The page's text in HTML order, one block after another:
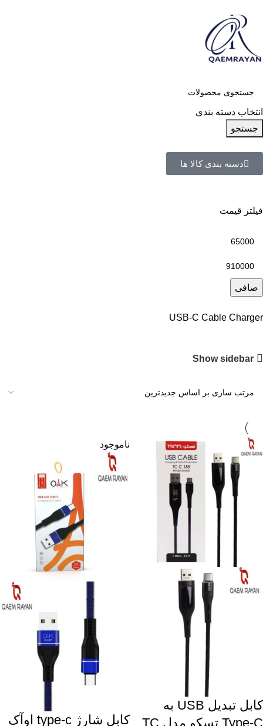
انتخاب دسته بندی
جستجو
دسته بندی کالا ها
فیلتر قیمت
صافی
USB-C Cable Charger
Show sidebar
کابل تبدیل USB به
Type-C تسکو مدل TC
ناموجود
کابل شارژ type-c اوآک